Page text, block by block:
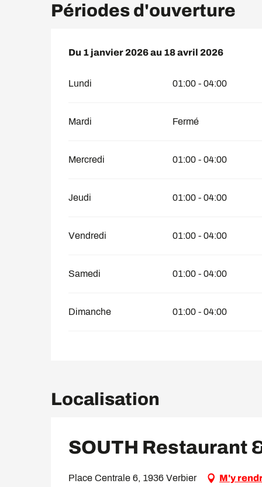
Périodes d'ouverture
Du 1 janvier 2026au 18 avril 2026
Du 1 janvier 2026au 18 avril 2026
Lundi 01:00 - 04:00
Mardi Fermé
Mercredi 01:00 - 04:00
Jeudi 01:00 - 04:00
Vendredi 01:00 - 04:00
Samedi 01:00 - 04:00
Dimanche 01:00 - 04:00
Localisation
SOUTH Restaurant
Place Centrale 6, 1936 Verbier M'y